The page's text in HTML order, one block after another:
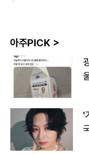
아주PICK >
'